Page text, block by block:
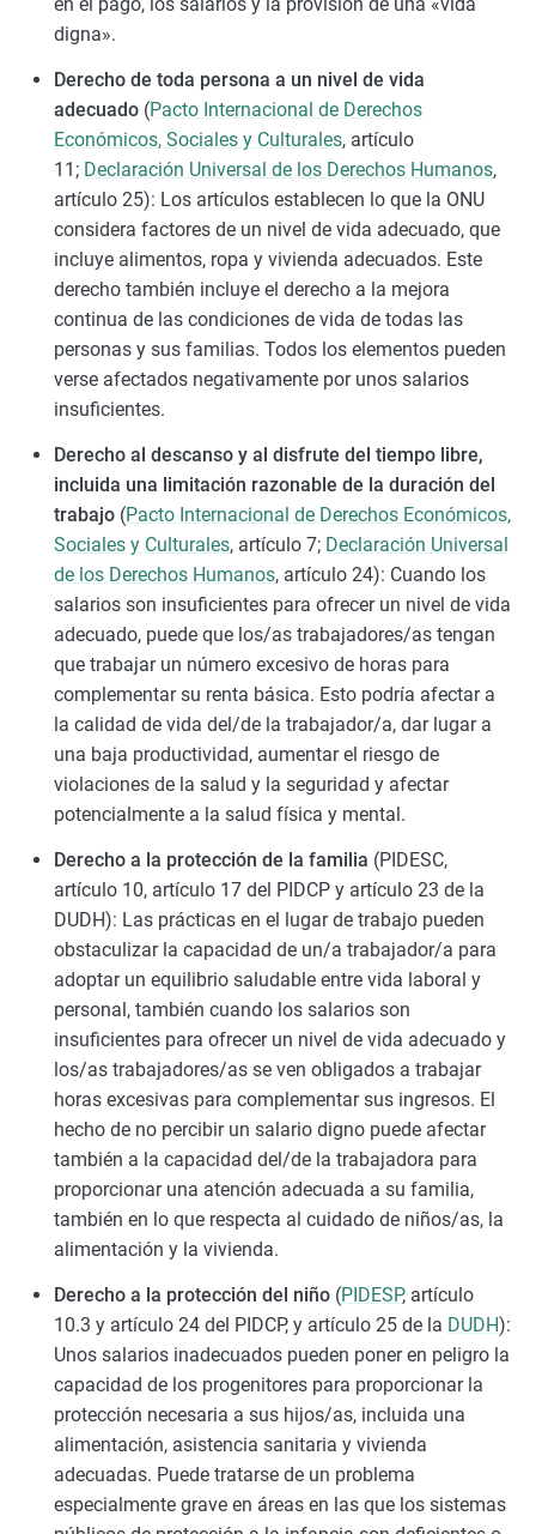
digna».
Derecho de toda persona a un nivel de vida
adecuado(Pacto Internacional de Derechos
Económicos, Sociales y Culturales, artículo
11; Declaración Universal de los Derechos Humanos,
artículo 25): Los artículos establecen lo que la ONU
considera factores de un nivel de vida adecuado, que
incluye alimentos, ropa y vivienda adecuados. Este
derecho también incluye el derecho a la mejora
continua de las condiciones de vida de todas las
personas y sus familias. Todos los elementos pueden
verse afectados negativamente por unos salarios
insuficientes.
Derecho al descanso y al disfrute del tiempo libre,
incluida una limitación razonable de la duración del
trabajo(Pacto Internacional de Derechos Económicos,
Sociales y Culturales, artículo 7; Declaración Universal
de los Derechos Humanos, artículo 24): Cuando los
salarios son insuficientes para ofrecer un nivel de vida
adecuado, puede que los/as trabajadores/as tengan
que trabajar un número excesivo de horas para
complementar su renta básica. Esto podría afectar a
la calidad de vida del/de la trabajador/a, dar lugar a
una baja productividad, aumentar el riesgo de
violaciones de la salud y la seguridad y afectar
potencialmente a la salud física y mental.
Derecho a la protección de la familia (PIDESC,
artículo 10, artículo 17 del PIDCP y artículo 23 de la
DUDH): Las prácticas en el lugar de trabajo pueden
obstaculizar la capacidad de un/a trabajador/a para
adoptar un equilibrio saludable entre vida laboral y
personal, también cuando los salarios son
insuficientes para ofrecer un nivel de vida adecuado y
los/as trabajadores/as se ven obligados a trabajar
horas excesivas para complementar sus ingresos. El
hecho de no percibir un salario digno puede afectar
también a la capacidad del/de la trabajadora para
proporcionar una atención adecuada a su familia,
también en lo que respecta al cuidado de niños/as, la
alimentación y la vivienda.
Derecho a la protección del niño(PIDESP, artículo
10.3 y artículo 24 del PIDCP, y artículo 25 de la DUDH):
Unos salarios inadecuados pueden poner en peligro la
capacidad de los progenitores para proporcionar la
protección necesaria a sus hijos/as, incluida una
alimentación, asistencia sanitaria y vivienda
adecuadas. Puede tratarse de un problema
especialmente grave en áreas en las que los sistemas